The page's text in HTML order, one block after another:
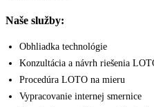
Naše služby:
Obhliadka technológie
Konzultácia a návrh riešenia
Procedúra LOTO na mieru
Vypracovanie internej smernice